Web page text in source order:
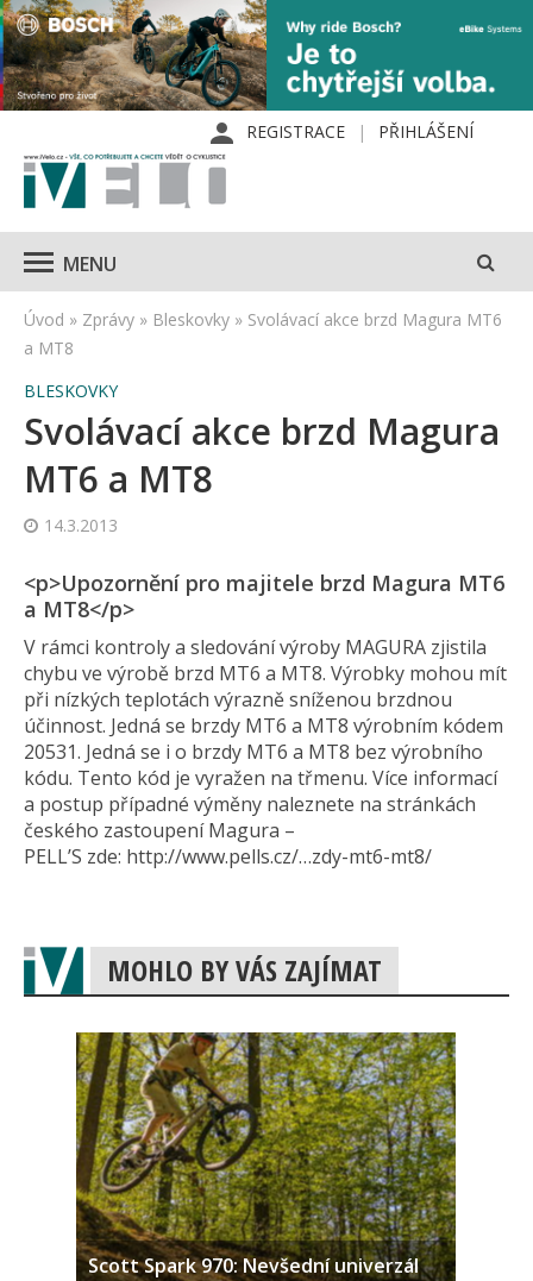
REGISTRACE PŘIHLÁŠENÍ
MENU
Úvod » Zprávy » Bleskovky » Svolávací akce brzd Magura MT6
a MT8
BLESKOVKY
Svolávací akce brzd Magura
MT6 a MT8
14.3.2013
<p>Upozornění pro majitele brzd Magura MT6
a MT8</p>
V rámci kontroly a sledování výroby MAGURA zjistila
chybu ve výrobě brzd MT6 a MT8. Výrobky mohou mít
při nízkých teplotách výrazně sníženou brzdnou
účinnost. Jedná se brzdy MT6 a MT8 výrobním kódem
20531. Jedná se i o brzdy MT6 a MT8 bez výrobního
kódu. Tento kód je vyražen na třmenu. Více informací
a postup případné výměny naleznete na stránkách
českého zastoupení Magura –
PELL’S zde: http://www.pells.cz/…zdy-mt6-mt8/
MOHLO BY VÁS ZAJÍMAT
Scott Spark 970: Nevšední univerzál